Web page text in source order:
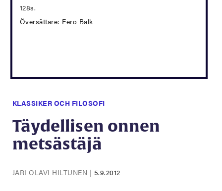
128s.
Översättare: Eero Balk
KLASSIKER OCH FILOSOFI
Täydellisen onnen
metsästäjä
JARI OLAVI HILTUNEN | 5.9.2012